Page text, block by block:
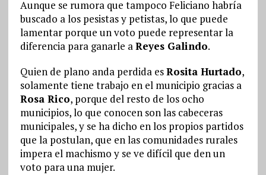
Aunque se rumora que tampoco Feliciano habría
buscado a los pesistas y petistas, lo que puede
lamentar porque un voto puede representar la
diferencia para ganarle aReyes Galindo.
Quien de plano anda perdida esRosita Hurtado,
solamente tiene trabajo en el municipio gracias a
Rosa Rico, porque del resto de los ocho
municipios, lo que conocen son las cabeceras
municipales, y se ha dicho en los propios partidos
que la postulan, que en las comunidades rurales
impera el machismo y se ve difícil que den un
voto para una mujer.